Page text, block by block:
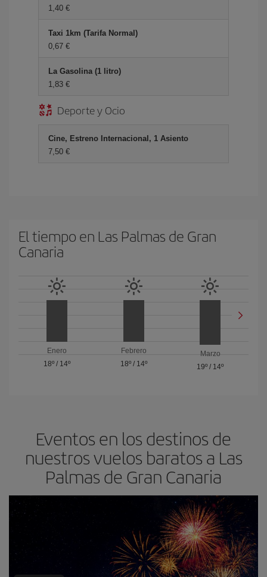
1,40 €
Taxi 1km (Tarifa Normal)
0,67 €
La Gasolina (1 litro)
1,83 €
Deporte y Ocio
Cine, Estreno Internacional, 1 Asiento
7,50 €
El tiempo en Las Palmas de Gran
Canaria
Enero
18º/ 14º
Febrero
18º/ 14º
Marzo
19º / 14º
Eventos en los destinos de
nuestros vuelos baratos a Las
Palmas de Gran Canaria